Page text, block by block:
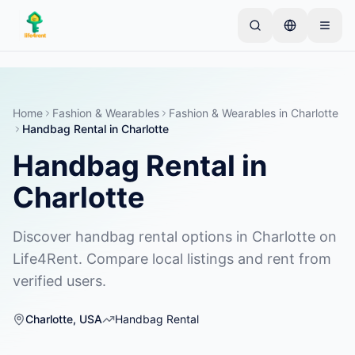
Skip to main content
Объявления публикуются после базовой
проверки.
Создайте своё первое объявление объявления
Home Fashion & Wearables Fashion & Wearables in Charlotte
Handbag Rental in Charlotte
Handbag Rental in
Charlotte
Discover handbag rental options in Charlotte on
Life4Rent. Compare local listings and rent from
verified users.
Charlotte, USA Handbag Rental